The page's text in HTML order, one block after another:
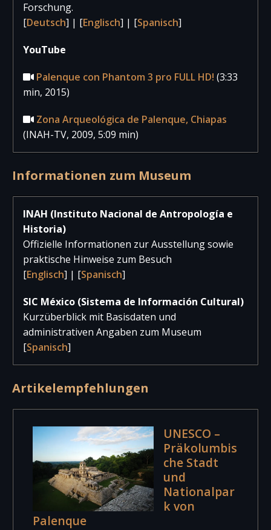
Forschung.
[Deutsch] | [Englisch] | [Spanisch]
YouTube
Palenque con Phantom 3 pro FULL HD! (3:33
min, 2015)
Zona Arqueológica de Palenque, Chiapas
(INAH-TV, 2009, 5:09 min)
Informationen zum Museum
INAH (Instituto Nacional de Antropología e
Historia)
Offizielle Informationen zur Ausstellung sowie
praktische Hinweise zum Besuch
[Englisch] | [Spanisch]
SIC México (Sistema de Información Cultural)
Kurzüberblick mit Basisdaten und
administrativen Angaben zum Museum
[Spanisch]
Artikelempfehlungen
UNESCO –
Präkolumbis
che Stadt
und
Nationalpar
k von
Palenque